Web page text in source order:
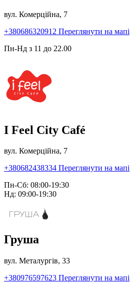
вул. Комерційна, 7
+380686320912 Переглянути на мапі
Пн-Нд з 11 до 22.00
I Feel City Café
вул. Комерційна, 7
+380682438334 Переглянути на мапі
Пн-Сб: 08:00-19:30
Нд: 09:00-19:30
Груша
вул. Металургів, 33
+380976597623 Переглянути на мапі